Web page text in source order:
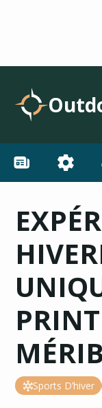
Sports D’hiver